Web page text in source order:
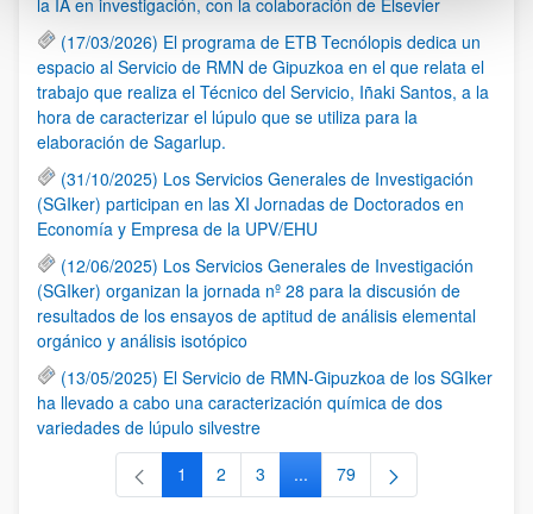
(17/03/2026) El programa de ETB Tecnólopis dedica un
espacio al Servicio de RMN de Gipuzkoa en el que relata el
trabajo que realiza el Técnico del Servicio, Iñaki Santos, a la
hora de caracterizar el lúpulo que se utiliza para la
elaboración de Sagarlup.
(31/10/2025) Los Servicios Generales de Investigación
(SGIker) participan en las XI Jornadas de Doctorados en
Economía y Empresa de la UPV/EHU
(12/06/2025) Los Servicios Generales de Investigación
(SGIker) organizan la jornada nº 28 para la discusión de
resultados de los ensayos de aptitud de análisis elemental
orgánico y análisis isotópico
(13/05/2025) El Servicio de RMN-Gipuzkoa de los SGIker
ha llevado a cabo una caracterización química de dos
variedades de lúpulo silvestre
Página
1 Página
2 Página
3 ...Páginas intermedias Use TAB
Página
79